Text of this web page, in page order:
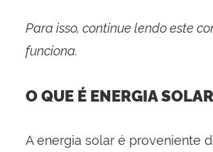
Para isso, continue lendo este
funciona.
O QUE É ENERGIA
A energia solar é proveniente